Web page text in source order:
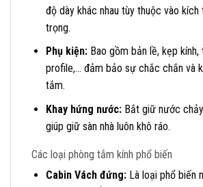
độ dày khác nhau tùy thuộc vào
trọng.
Phụ kiện:Bao gồm bản lề, kẹp kính,
profile,… đảm bảo sự chắc chắn và
tắm.
Khay hứng nước:Bắt giữ nước
giúp giữ sàn nhà luôn khô ráo.
Các loại phòng tắm kính phổ biến
Cabin Vách đứng:Là loại phổ biến